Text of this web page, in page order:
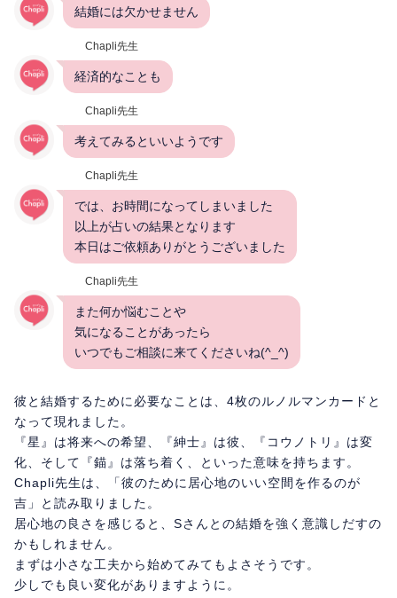
結婚には欠かせません
Chapli先生
経済的なことも
Chapli先生
考えてみるといいようです
Chapli先生
では、お時間になってしまいました
以上が占いの結果となります
本日はご依頼ありがとうございました
Chapli先生
また何か悩むことや
気になることがあったら
いつでもご相談に来てくださいね(^_^)
彼と結婚するために必要なことは、4枚のルノルマンカードと
なって現れました。
『星』は将来への希望、『紳士』は彼、『コウノトリ』は変
化、そして『錨』は落ち着く、といった意味を持ちます。
Chapli先生は、「彼のために居心地のいい空間を作るのが
吉」と読み取りました。
居心地の良さを感じると、Sさんとの結婚を強く意識しだすの
かもしれません。
まずは小さな工夫から始めてみてもよさそうです。
少しでも良い変化がありますように。